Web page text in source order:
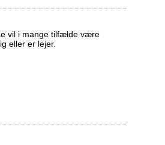
vil i mange tilfælde være
eller er lejer.